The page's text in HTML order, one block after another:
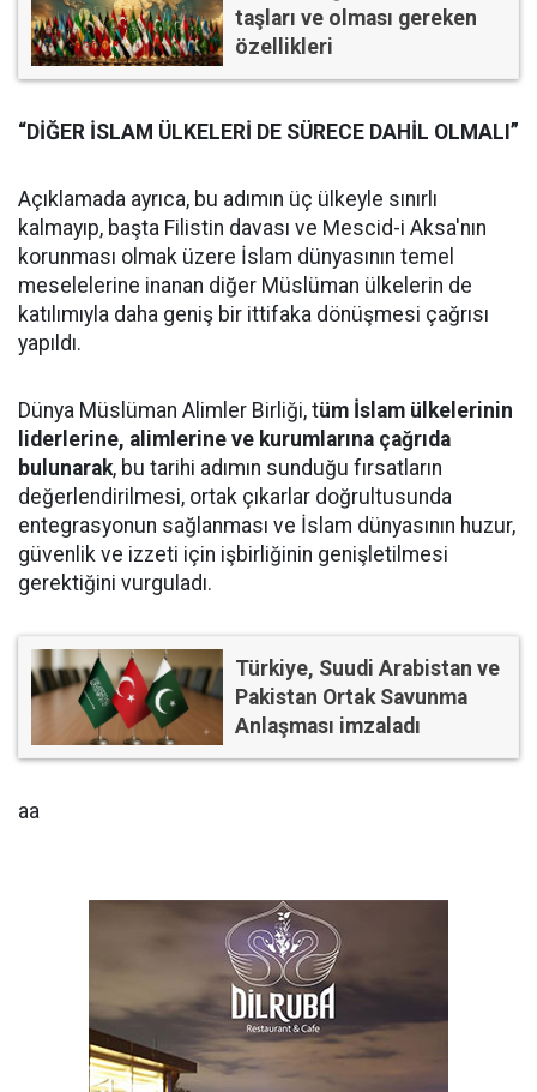
taşları ve olması gereken
özellikleri
“DİĞER İSLAM ÜLKELERİ DE SÜRECE DAHİL OLMALI”
Açıklamada ayrıca, bu adımın üç ülkeyle sınırlı
kalmayıp, başta Filistin davası ve Mescid-i Aksa'nın
korunması olmak üzere İslam dünyasının temel
meselelerine inanan diğer Müslüman ülkelerin de
katılımıyla daha geniş bir ittifaka dönüşmesi çağrısı
yapıldı.
Dünya Müslüman Alimler Birliği, tüm İslam ülkelerinin
liderlerine, alimlerine ve kurumlarına çağrıda
bulunarak, bu tarihi adımın sunduğu fırsatların
değerlendirilmesi, ortak çıkarlar doğrultusunda
entegrasyonun sağlanması ve İslam dünyasının huzur,
güvenlik ve izzeti için işbirliğinin genişletilmesi
gerektiğini vurguladı.
Türkiye, Suudi Arabistan ve
Pakistan Ortak Savunma
Anlaşması imzaladı
aa